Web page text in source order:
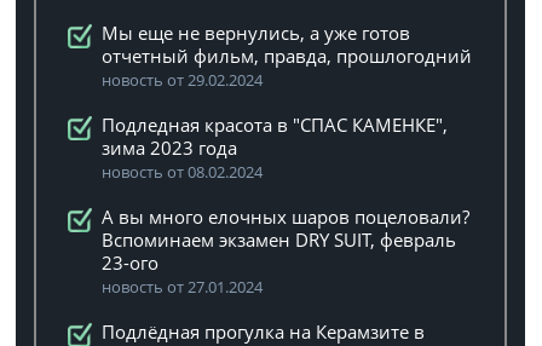
Мы еще не вернулись, а уже готов
отчетный фильм, правда, прошлогодний
новость от 29.02.2024
Подледная красота в "СПАС КАМЕНКЕ",
зима 2023 года
новость от 08.02.2024
А вы много елочных шаров поцеловали?
Вспоминаем экзамен DRY SUIT, февраль
23-ого
новость от 27.01.2024
Подлёдная прогулка на Керамзите в